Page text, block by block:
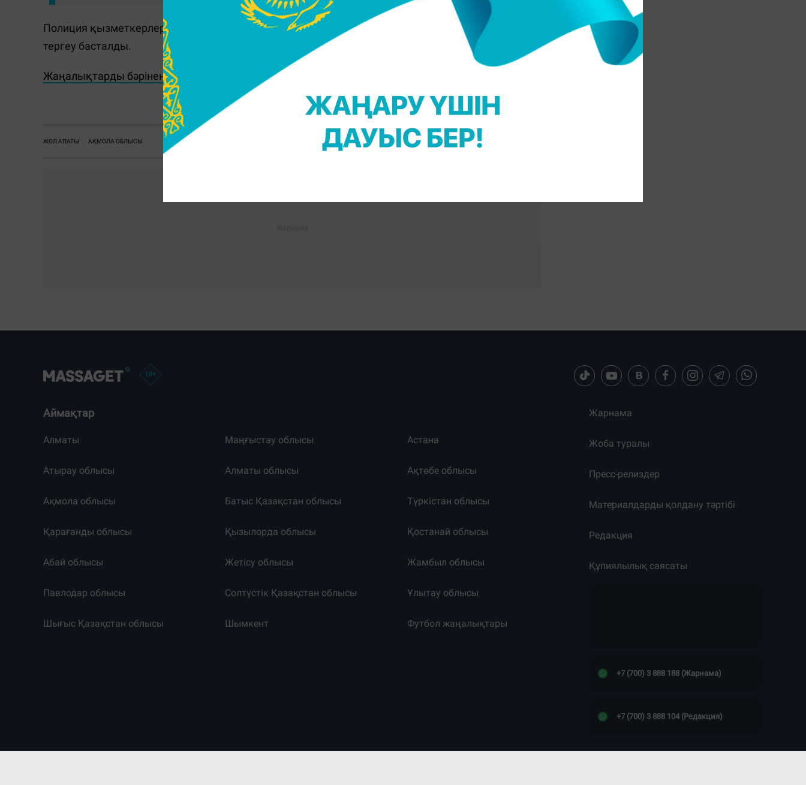
Полиция қызметкерлері оқиға орнында қызмет атқарып жатыр. Жол-көлік оқиғасына қатысты
тергеу басталды.
Жаңалықтарды бәрінен бұрын біліп отырғыңыз келсе, Telegram-арнамызға жазылыңыз!
С. Бөлек
ЖОЛ АПАТЫ АҚМОЛА ОБЛЫСЫ
Аймақтар
Алматы Маңғыстау облысы Астана
Атырау облысы Алматы облысы Ақтөбе облысы
Ақмола облысы Батыс Қазақстан облысы Түркістан облысы
Қарағанды облысы Қызылорда облысы Қостанай облысы
Абай облысы Жетісу облысы Жамбыл облысы
Павлодар облысы Солтүстік Қазақстан облысы Ұлытау облысы
Шығыс Қазақстан облысы Шымкент Футбол жаңалықтары
Жарнама
Жоба туралы
Пресс-релиздер
Материалдарды қолдану тәртібі
Редакция
Құпиялылық саясаты
+7 (700) 3 888 188 (Жарнама)
+7 (700) 3 888 104 (Редакция)